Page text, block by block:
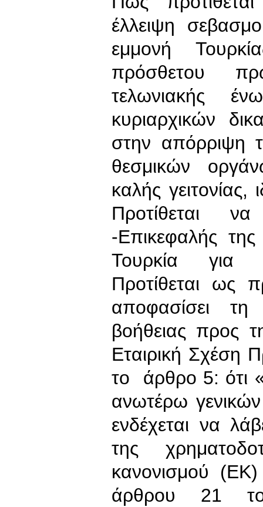
έλλειψη
εμμονή
πρόσθετου
τελωνιακής
κυριαρχικών
στην απόρριψη
θεσμικών
καλής
Προτίθεται
-Επικεφαλής
Τουρκία για
Προτίθεται ως
αποφασίσει τη
βοήθειας προς
Εταιρική Σχέση
το άρθρο 5: ότι
ανωτέρω
ενδέχεται να
της
κανονισμού
άρθρου 21